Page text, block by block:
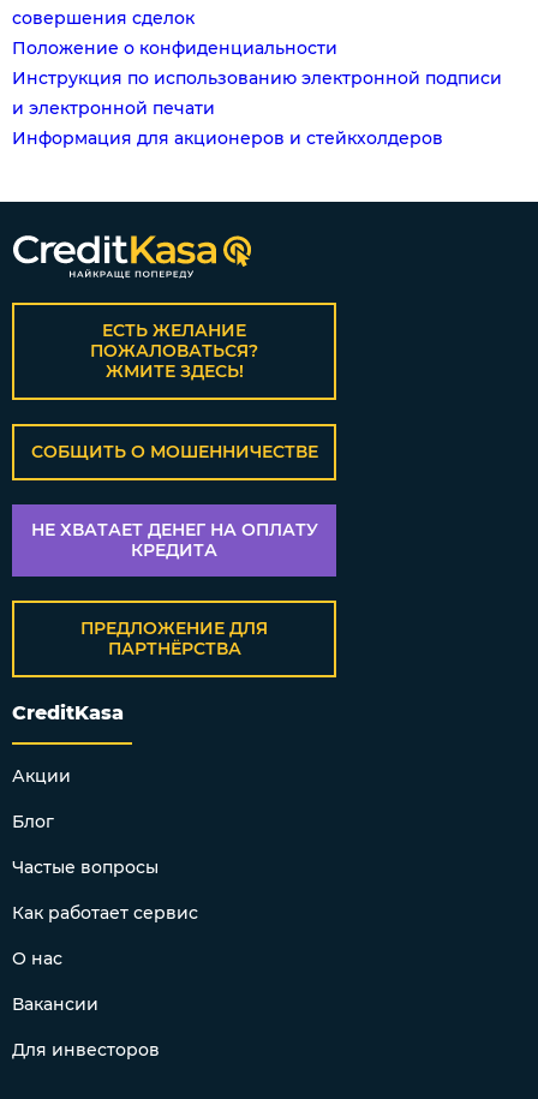
совершения сделок
Положение о конфиденциальности
Инструкция по использованию электронной подписи
и электронной печати
Информация для акционеров и стейкхолдеров
ЕСТЬ ЖЕЛАНИЕ
ПОЖАЛОВАТЬСЯ?
ЖМИТЕ ЗДЕСЬ!
СОБЩИТЬ О МОШЕННИЧЕСТВЕ
НЕ ХВАТАЕТ ДЕНЕГ НА ОПЛАТУ
КРЕДИТА
ПРЕДЛОЖЕНИЕ ДЛЯ
ПАРТНЁРСТВА
CreditKasa
Акции
Блог
Частые вопросы
Как работает сервис
О нас
Вакансии
Для инвесторов